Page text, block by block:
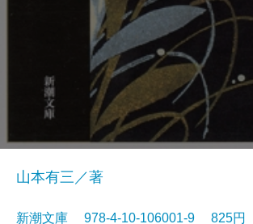
山本有三／著
新潮文庫 978-4-10-106001-9 825円